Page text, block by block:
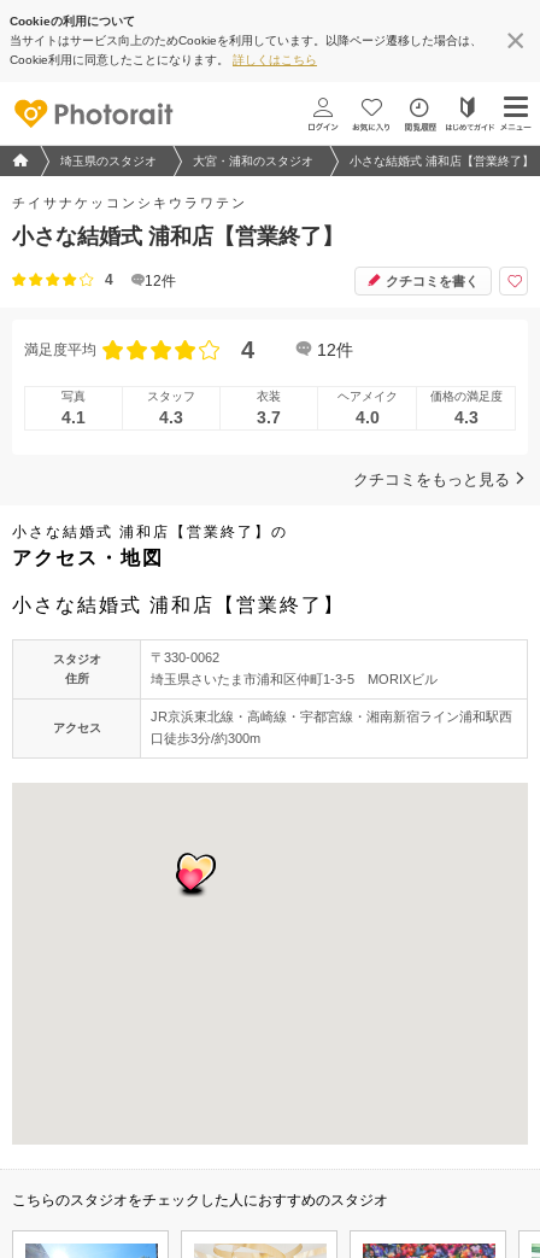
Cookieの利用について
当サイトはサービス向上のためCookieを利用しています。以降ページ遷移した場合は、
Cookie利用に同意したことになります。 詳しくはこちら
フォトウエディング/結婚写真のPhotorait ホーム
埼玉県のスタジオ 大宮・浦和のスタジオ 小さな結婚式 浦和店【営業終了】
チイサナケッコンシキウラワテン
小さな結婚式 浦和店【営業終了】
4 12件 クチコミを書く
満足度平均 4 12件
写真
4.1
スタッフ
4.3
衣装
3.7
ヘアメイク
4.0
価格の満足度
4.3
クチコミをもっと見る
小さな結婚式 浦和店【営業終了】の
アクセス・地図
小さな結婚式 浦和店【営業終了】
スタジオ
住所
〒330-0062
埼玉県さいたま市浦和区仲町1-3-5 MORIXビル
アクセス
JR京浜東北線・高崎線・宇都宮線・湘南新宿ライン浦和駅西
口徒歩3分/約300m
地図アプリで見る
こちらのスタジオをチェックした人におすすめのスタジオ